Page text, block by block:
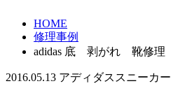
HOME
修理事例
adidas 底 剥がれ 靴修理
2016.05.13 アディダス スニーカー